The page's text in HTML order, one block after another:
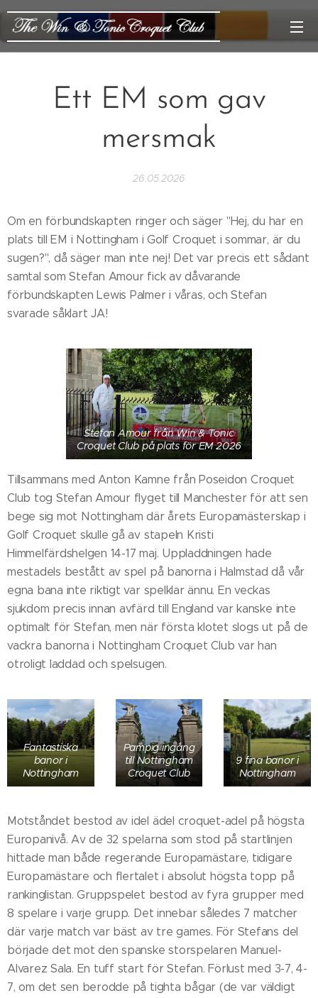
Ett EM som gav
mersmak
26.05.2026
Om en förbundskapten ringer och säger "Hej, du har en
plats till EM i Nottingham i Golf Croquet i sommar, är du
sugen?", då säger man inte nej! Det var precis ett sådant
samtal som Stefan Amour fick av dåvarande
förbundskapten Lewis Palmer i våras, och Stefan
svarade såklart JA!
Stefan Amour från Win & Tonic
Croquet Club på plats för EM 2026
Tillsammans med Anton Kamne från Poseidon Croquet
Club tog Stefan Amour flyget till Manchester för att sen
bege sig mot Nottingham där årets Europamästerskap i
Golf Croquet skulle gå av stapeln Kristi
Himmelfärdshelgen 14-17 maj. Uppladdningen hade
mestadels bestått av spel på banorna i Halmstad då vår
egna bana inte riktigt var spelklar ännu. En veckas
sjukdom precis innan avfärd till England var kanske inte
optimalt för Stefan, men när första klotet slogs ut på de
vackra banorna i Nottingham Croquet Club var han
otroligt laddad och spelsugen.
Fantastiska
banor i
Nottingham
Pampig ingång
till Nottingham
Croquet Club
9 fina banor i
Nottingham
Motståndet bestod av idel ädel croquet-adel på högsta
Europanivå. Av de 32 spelarna som stod på startlinjen
hittade man både regerande Europamästare, tidigare
Europamästare och flertalet i absolut högsta topp på
rankinglistan. Gruppspelet bestod av fyra grupper med
8 spelare i varje grupp. Det innebar således 7 matcher
där varje match var bäst av tre games. För Stefans del
började det mot den spanske storspelaren Manuel-
Alvarez Sala. En tuff start för Stefan. Förlust med 3-7, 4-
7, om det sen berodde på tighta bågar (de var väldigt